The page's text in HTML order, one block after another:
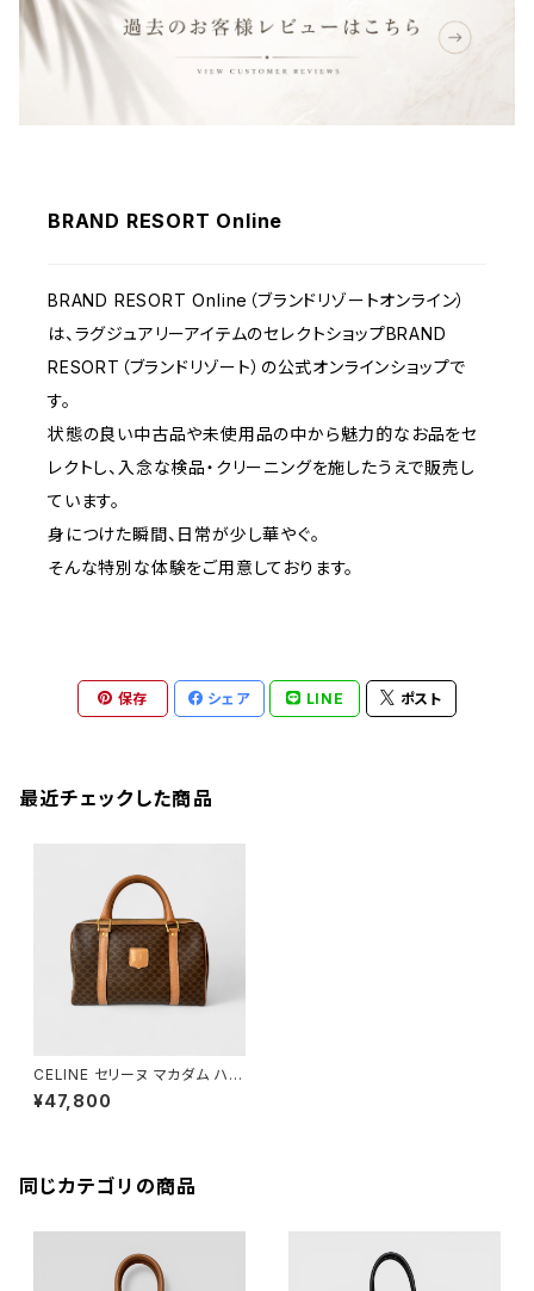
ウェア
BRAND RESORT Online
BRAND RESORT Online（ブランドリゾートオンライン）
は、ラグジュアリーアイテムのセレクトショップBRAND
RESORT（ブランドリゾート）の公式オンラインショップで
す。
状態の良い中古品や未使用品の中から魅力的なお品をセ
レクトし、入念な検品・クリーニングを施したうえで販売し
ています。
身につけた瞬間、日常が少し華やぐ。
そんな特別な体験をご用意しております。
保存 シェア LINE ポスト
最近チェックした商品
CELINE セリーヌ マカダム ハン
ドバッグ ボストンバッグ
¥47,800
同じカテゴリの商品